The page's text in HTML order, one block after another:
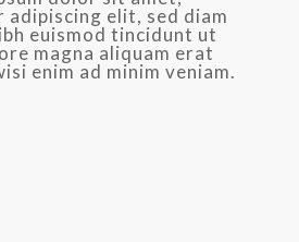
adipiscing elit, sed diam
euismod tincidunt ut
magna aliquam erat
enim ad minim veniam.